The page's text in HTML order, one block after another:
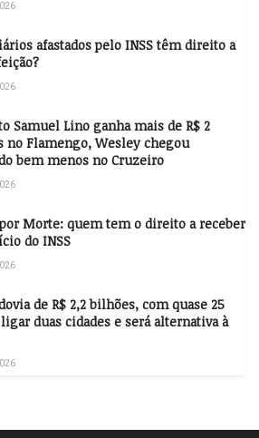
afastados pelo INSS têm direito a
Samuel Lino ganha mais de R$ 2
no Flamengo, Wesley chegou
bem menos no Cruzeiro
Morte: quem tem o direito a receber
do INSS
de R$ 2,2 bilhões, com quase 25
duas cidades e será alternativa à